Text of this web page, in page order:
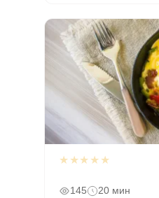
★★★★★
145 20 мин